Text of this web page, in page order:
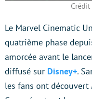
Le Marvel Cinematic
quatrième phase
amorcée avant le
diffusé sur Disney+.
les fans ont découvert